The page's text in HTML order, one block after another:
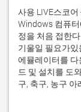
사용 LIVE스코어
Windows 컴퓨
정을 처음 접한
기울일 필요가있
에뮬레이터를 다
드 및 설치를 도
구, 축구, 농구